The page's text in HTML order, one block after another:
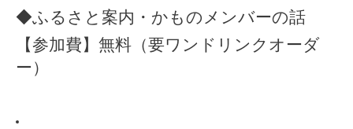
◆ふるさと案内・かものメンバーの話
【参加費】無料（要ワンドリンクオーダ
ー）